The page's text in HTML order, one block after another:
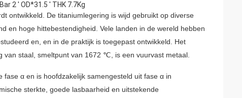
2 ' OD*31.5 ' THK 7.7Kg
ontwikkeld. De titaniumlegering is wijd gebruikt op diverse
en hoge hittebestendigheid. Vele landen in de wereld hebben
en, en in de praktijk is toegepast ontwikkeld. Het
staal, smeltpunt van 1672 ℃, is een vuurvast metaal.
α en is hoofdzakelijk samengesteld uit fase α in
sterkte, goede lasbaarheid en uitstekende